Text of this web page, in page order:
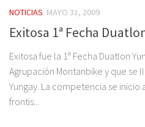
NOTICIAS MAYO 31, 2009
Exitosa 1ª Fecha
Exitosa fue la 1ª Fecha Duatlon
Agrupación Montanbike y que se
Yungay. La competencia se inicio
frontis...